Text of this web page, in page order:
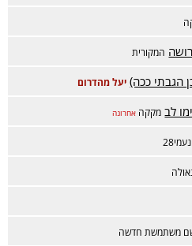
המקורית
הגבתי ככה) יעל מהדרום
לב מקקה אחרונה
נעמי28
משתמשת חדשה